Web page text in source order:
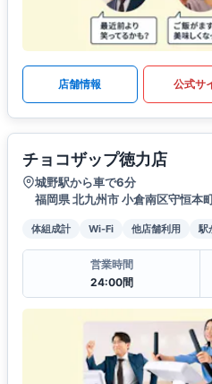
店舗情報 公式サ
チョコザップ徳力店
城野駅から車で6分
福岡県 北九州市 小倉南区守恒本
体組成計 Wi-Fi 他店舗利用 駅
営業時間
24:00間